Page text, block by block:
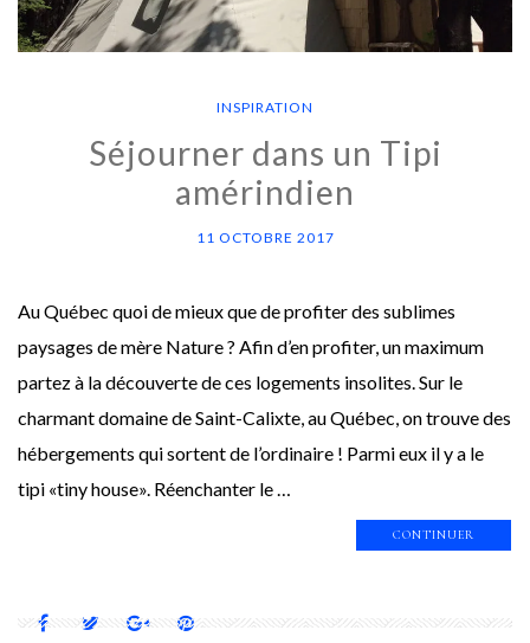
INSPIRATION
Séjourner dans un Tipi
amérindien
11 OCTOBRE 2017
Au Québec quoi de mieux que de profiter des sublimes
paysages de mère Nature ? Afin d’en profiter, un maximum
partez à la découverte de ces logements insolites. Sur le
charmant domaine de Saint-Calixte, au Québec, on trouve des
hébergements qui sortent de l’ordinaire ! Parmi eux il y a le
tipi «tiny house». Réenchanter le …
CONTINUER